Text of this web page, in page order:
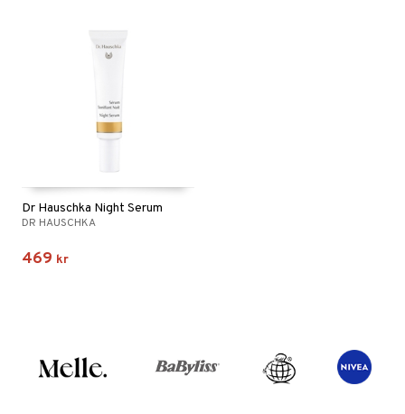
Dr Hauschka Night Serum
DR HAUSCHKA
469 kr